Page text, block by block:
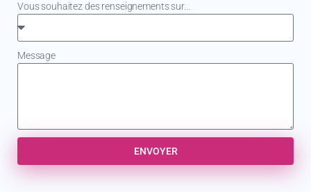
Vous souhaitez des renseignements sur...
Message
ENVOYER